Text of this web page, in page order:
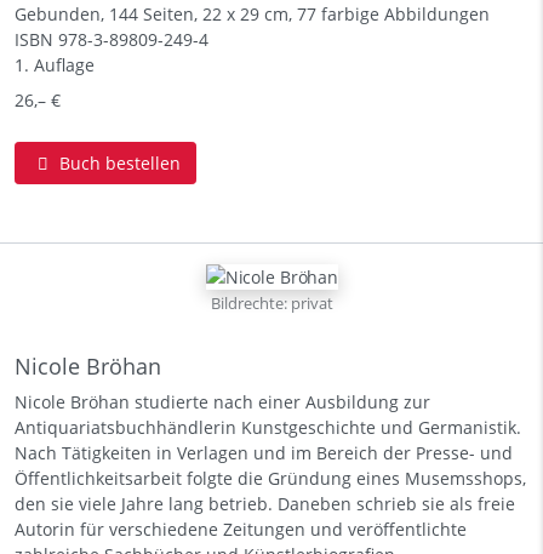
Gebunden, 144 Seiten, 22 x 29 cm, 77 farbige Abbildungen
ISBN 978-3-89809-249-4
1. Auflage
26,– €
Buch bestellen
Bildrechte: privat
Nicole Bröhan
Nicole Bröhan studierte nach einer Ausbildung zur
Antiquariatsbuchhändlerin Kunstgeschichte und Germanistik.
Nach Tätigkeiten in Verlagen und im Bereich der Presse- und
Öffentlichkeitsarbeit folgte die Gründung eines Musemsshops,
den sie viele Jahre lang betrieb. Daneben schrieb sie als freie
Autorin für verschiedene Zeitungen und veröffentlichte